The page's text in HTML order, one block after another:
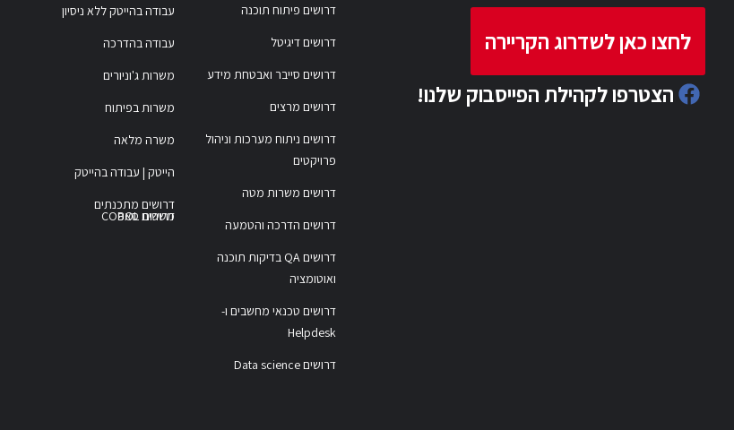
לחצו כאן לשדרוג הקריירה
הצטרפו לקהילת הפייסבוק שלנו!
דרושים פיתוח תוכנה
דרושים דיגיטל
דרושים סייבר ואבטחת מידע
דרושים מרצים
דרושים ניתוח מערכות וניהול
פרויקטים
דרושים משרות מטה
דרושים הדרכה והטמעה
דרושים QA בדיקות תוכנה
ואוטומציה
דרושים טכנאי מחשבים ו-
Helpdesk
דרושים Data science
עבודה בהייטק ללא ניסיון
עבודה בהדרכה
משרות ג'וניורים
משרות בפיתוח
משרה מלאה
הייטק | עבודה בהייטק
דרושים מתכנתים
דרושים סאפ
משרות COBOL